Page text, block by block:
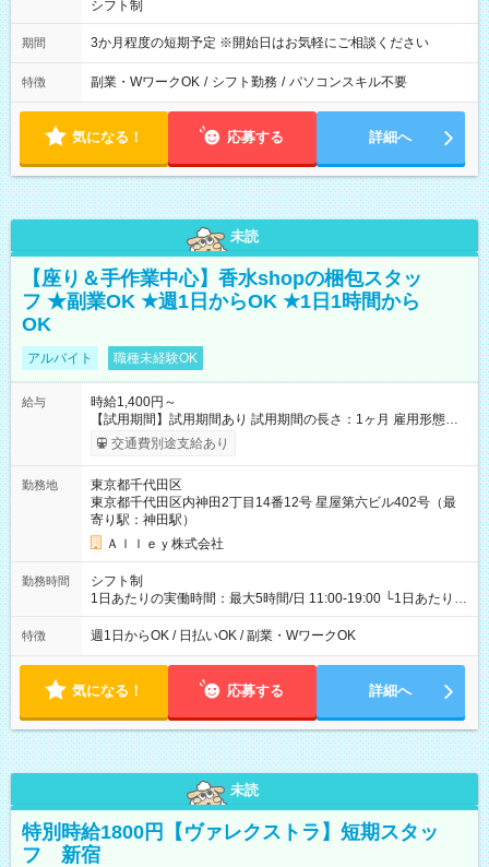
シフト制
期間 3か月程度の短期予定 ※開始日はお気軽にご相談ください
特徴 副業・WワークOK / シフト勤務 / パソコンスキル不要
気になる！ 応募する 詳細へ
未読
【座り＆手作業中心】香水shopの梱包スタッ
フ ★副業OK ★週1日からOK ★1日1時間から
OK
アルバイト 職種未経験OK
給与
時給1,400円～
【試用期間】試用期間あり 試用期間の長さ：1ヶ月 雇用形態、
給与は本採用時と同じです。
交通費別途支給あり
勤務地
東京都千代田区
東京都千代田区内神田2丁目14番12号 星屋第六ビル402号（最
寄り駅：神田駅）
Ａｌｌｅｙ株式会社
勤務時間
シフト制
1日あたりの実働時間：最大5時間/日 11:00-19:00 └1日あたりの
実働時間：1-5時間 └上記の時間帯内であれば、いつでも勤務可
能！ └平日・土曜日の中で、お好きな曜日でご勤務いただけま
18:00 などのように、自由な働き方が可能なお仕事です！
特徴 週1日からOK / 日払いOK / 副業・WワークOK
気になる！ 応募する 詳細へ
未読
特別時給1800円【ヴァレクストラ】短期スタッ
フ 新宿